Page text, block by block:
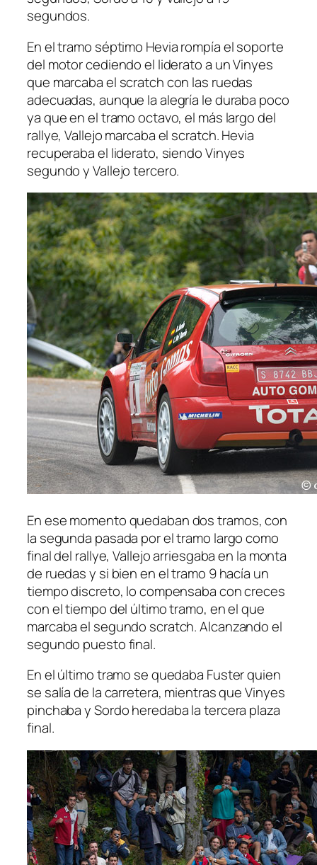
segundos.
En el tramo séptimo Hevia rompía el soporte
del motor cediendo el liderato a un Vinyes
que marcaba el scratch con las ruedas
adecuadas, aunque la alegría le duraba poco
ya que en el tramo octavo, el más largo del
rallye, Vallejo marcaba el scratch. Hevia
recuperaba el liderato, siendo Vinyes
segundo y Vallejo tercero.
En ese momento quedaban dos tramos, con
la segunda pasada por el tramo largo como
final del rallye, Vallejo arriesgaba en la monta
de ruedas y si bien en el tramo 9 hacía un
tiempo discreto, lo compensaba con creces
con el tiempo del último tramo, en el que
marcaba el segundo scratch. Alcanzando el
segundo puesto final.
En el último tramo se quedaba Fuster quien
se salía de la carretera, mientras que Vinyes
pinchaba y Sordo heredaba la tercera plaza
final.